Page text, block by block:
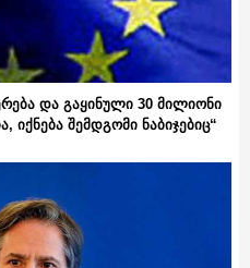
და გაყინული 30 მილიონი
შემდგომი ნაბიჯებიც“